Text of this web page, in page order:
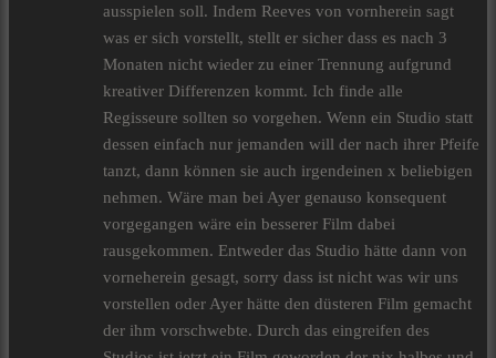
ausspielen soll. Indem Reeves von vornherein sagt
was er sich vorstellt, stellt er sicher dass es nach 3
Monaten nicht wieder zu einer Trennung aufgrund
kreativer Differenzen kommt. Ich finde alle
Regisseure sollten so vorgehen. Wenn ein Studio statt
dessen einfach nur jemanden will der nach ihrer Pfeife
tanzt, dann können sie auch irgendeinen x beliebigen
nehmen. Wäre man bei Ayer genauso konsequent
vorgegangen wäre ein besserer Film dabei
rausgekommen. Entweder das Studio hätte dann von
vorneherein gesagt, sorry dass ist nicht was wir uns
vorstellen oder Ayer hätte den düsteren Film gemacht
der ihm vorschwebte. Durch das eingreifen des